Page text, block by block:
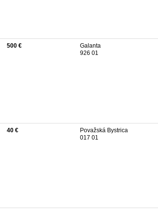
500 €
Galanta
926 01
40 €
Považská Bystrica
017 01